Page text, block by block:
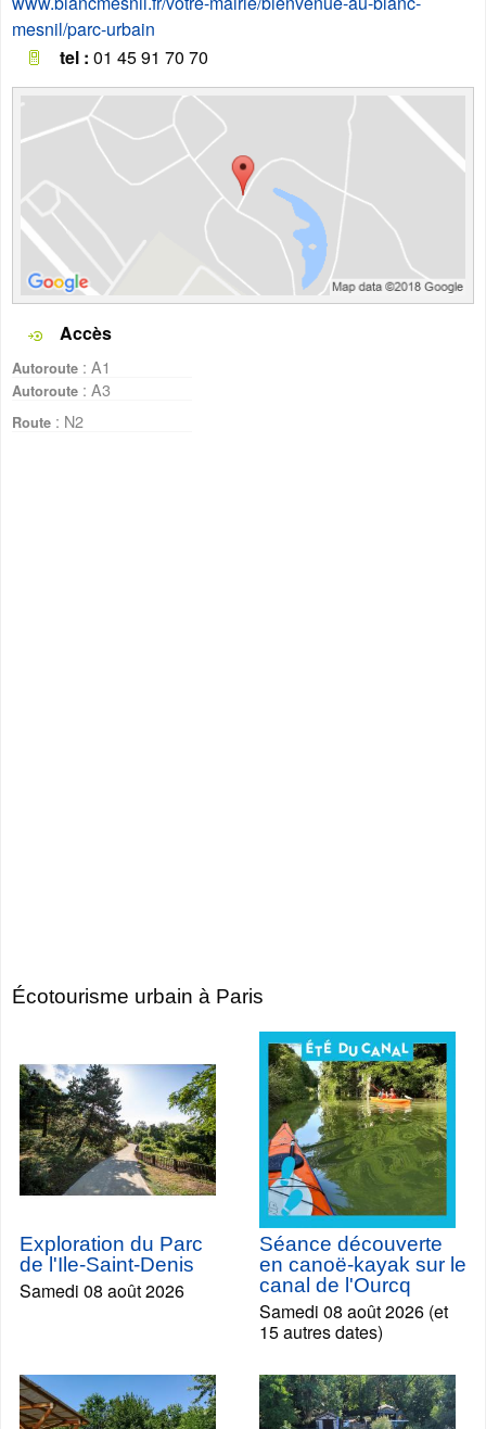
mesnil/parc-urbain
tel : 01 45 91 70 70
Accès
Autoroute : A1
Autoroute : A3
Route : N2
Écotourisme urbain à Paris
Exploration du Parc
de l'Ile-Saint-Denis
Samedi 08 août 2026
Séance découverte
en canoë-kayak sur le
canal de l'Ourcq
Samedi 08 août 2026 (et
15 autres dates)